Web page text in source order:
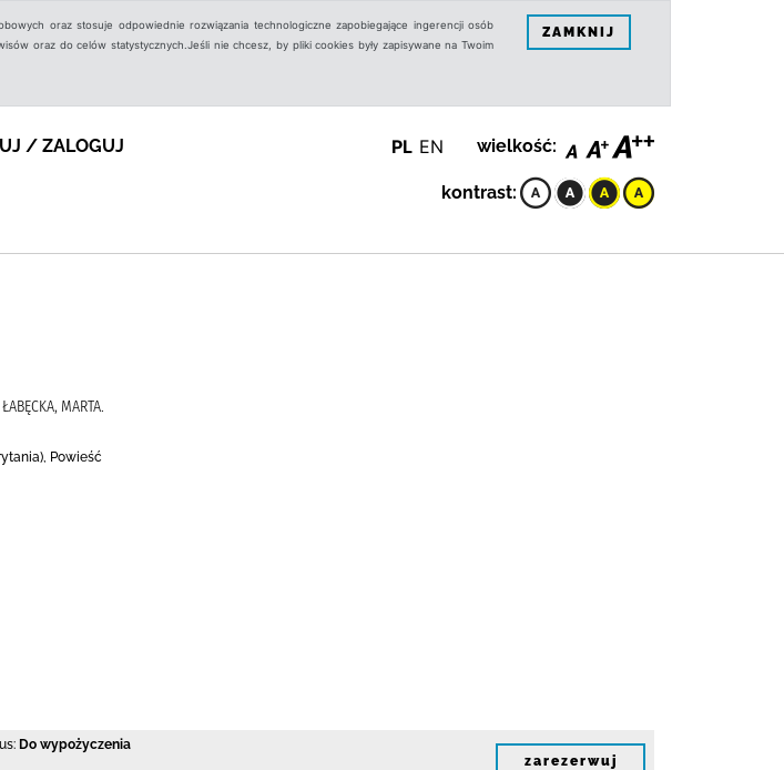
oraz stosuje odpowiednie rozwiązania technologiczne zapobiegające ingerencji osób
oraz do celów statystycznych.Jeśli nie chcesz, by pliki cookies były zapisywane na Twoim
ZAMKNIJ
/ ZALOGUJ PL EN wielkość:
kontrast:
MARTA.
Powieść
Do wypożyczenia
zarezerwuj